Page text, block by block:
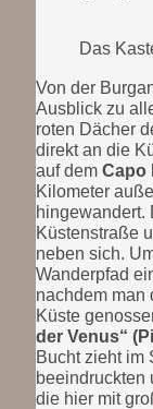
Das
Von der
Ausblick zu
roten Dächer
direkt an die
auf demCapo
Kilometer
hingewandert.
Küstenstraße
neben sich.
Wanderpfad
nachdem man
Küste
der Venus“
Bucht zieht im
beeindruckten
die hier mit